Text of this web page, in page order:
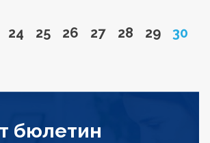
to page
Go to page
24 Go to page
25 Go to page
26 Go to page
27 Go to page
28 Go to
29 Page
30
бюлетин